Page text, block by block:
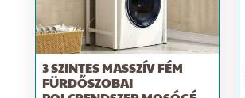
3 SZINTES MASSZÍV FÉM
FÜRDŐSZOBAI